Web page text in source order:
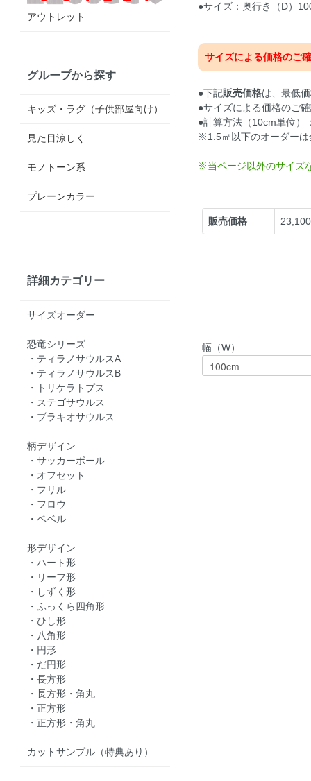
●サイズ：奥行き（D）
サイズによる価格のご
●下記販売価格は、最低
●サイズによる価格のご
●計算方法（10cm単位）
※1.5㎡以下のオーダー
※当ページ以外のサイズ
販売価格
幅（W）
アウトレット
グループから探す
キッズ・ラグ（子供部屋向け）
見た目涼しく
モノトーン系
プレーンカラー
詳細カテゴリー
サイズオーダー
恐竜シリーズ
・ティラノサウルスA
・ティラノサウルスB
・トリケラトプス
・ステゴサウルス
・ブラキオサウルス
柄デザイン
・サッカーボール
・オフセット
・フリル
・フロウ
・ベベル
形デザイン
・ハート形
・リーフ形
・しずく形
・ふっくら四角形
・ひし形
・八角形
・円形
・だ円形
・長方形
・長方形・角丸
・正方形
・正方形・角丸
カットサンプル（特典あり）